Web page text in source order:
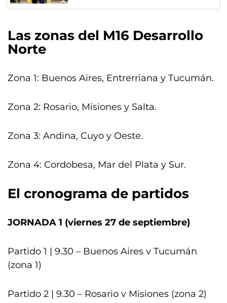
Las zonas del M16 Desarrollo
Norte
Zona 1: Buenos Aires, Entrerriana y Tucumán.
Zona 2: Rosario, Misiones y Salta.
Zona 3: Andina, Cuyo y Oeste.
Zona 4: Cordobesa, Mar del Plata y Sur.
El cronograma de partidos
JORNADA 1 (viernes 27 de septiembre)
Partido 1 | 9.30 – Buenos Aires v Tucumán
(zona 1)
Partido 2 | 9.30 – Rosario v Misiones (zona 2)